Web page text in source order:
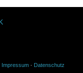
Impressum· Datenschutz